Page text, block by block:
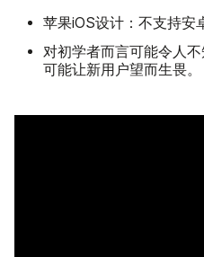
苹果iOS设计：不支持安
对初学者而言可能令人
可能让新用户望而生畏。